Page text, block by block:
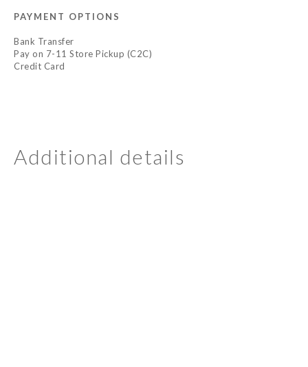
PAYMENT OPTIONS
Bank Transfer
Pay on 7-11 Store Pickup (C2C)
Credit Card
Additional details